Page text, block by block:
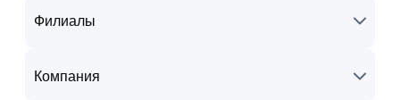
Филиалы
Компания